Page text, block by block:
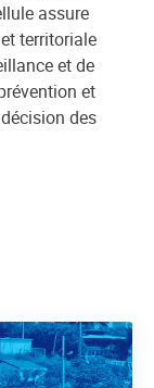
assure
territoriale
et de
et
des